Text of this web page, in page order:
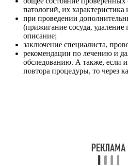
патологий, их характеристика
при проведении
(прижигание сосуда, удаление
описание;
заключение специалиста,
рекомендации по лечению и
обследованию. А также, если
повтора процедуры, то через